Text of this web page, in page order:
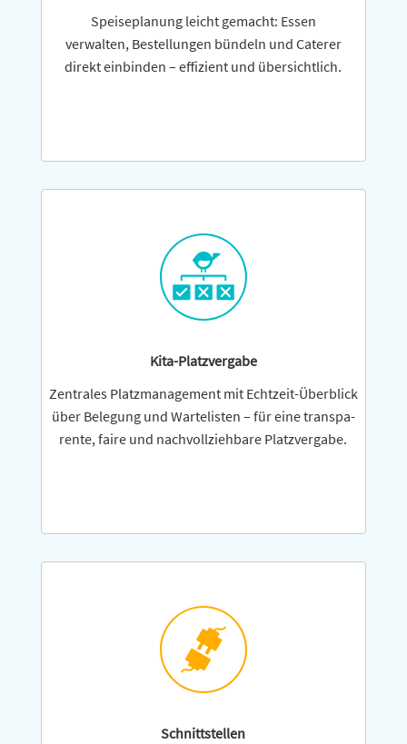
Speiseplanung leicht gemacht: Essen
verwalten, Bestellungen bündeln und Caterer
direkt einbinden – effi­zient und übersichtlich.
Kita-Platzvergabe
Zentrales Platzmanagement mit Echtzeit-Überblick
über Belegung und Wartelisten – für eine trans­pa­
rente, faire und nach­voll­zieh­bare Platzvergabe.
Schnittstellen